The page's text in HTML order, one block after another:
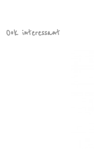
Ook interessant